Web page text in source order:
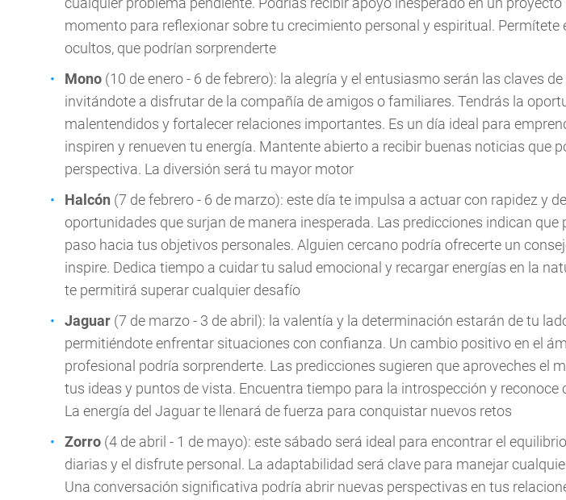
momento para reflexionar sobre tu crecimiento personal y espiritual. Permítete
ocultos, que podrían sorprenderte
Mono (10 de enero - 6 de febrero): la alegría y el entusiasmo serán las claves
invitándote a disfrutar de la compañía de amigos o familiares. Tendrás la
malentendidos y fortalecer relaciones importantes. Es un día ideal para
inspiren y renueven tu energía. Mantente abierto a recibir buenas noticias que
perspectiva. La diversión será tu mayor motor
Halcón (7 de febrero - 6 de marzo): este día te impulsa a actuar con rapidez y
oportunidades que surjan de manera inesperada. Las predicciones indican que
paso hacia tus objetivos personales. Alguien cercano podría ofrecerte un
inspire. Dedica tiempo a cuidar tu salud emocional y recargar energías en la
te permitirá superar cualquier desafío
Jaguar (7 de marzo - 3 de abril): la valentía y la determinación estarán de tu
permitiéndote enfrentar situaciones con confianza. Un cambio positivo en el
profesional podría sorprenderte. Las predicciones sugieren que aproveches el
tus ideas y puntos de vista. Encuentra tiempo para la introspección y reconoce
La energía del Jaguar te llenará de fuerza para conquistar nuevos retos
Zorro (4 de abril - 1 de mayo): este sábado será ideal para encontrar el
diarias y el disfrute personal. La adaptabilidad será clave para manejar
Una conversación significativa podría abrir nuevas perspectivas en tus